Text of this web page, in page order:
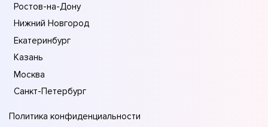
Ростов-на-Дону
Нижний Новгород
Екатеринбург
Казань
Москва
Санкт-Петербург
Политика конфиденциальности